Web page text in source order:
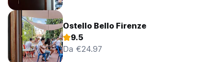
Ostello Bello Firenze
9.5
Da €24.97